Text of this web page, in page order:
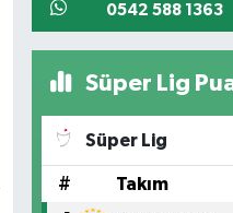
0542 588 1363
Süper Lig
Süper Lig
# Takım